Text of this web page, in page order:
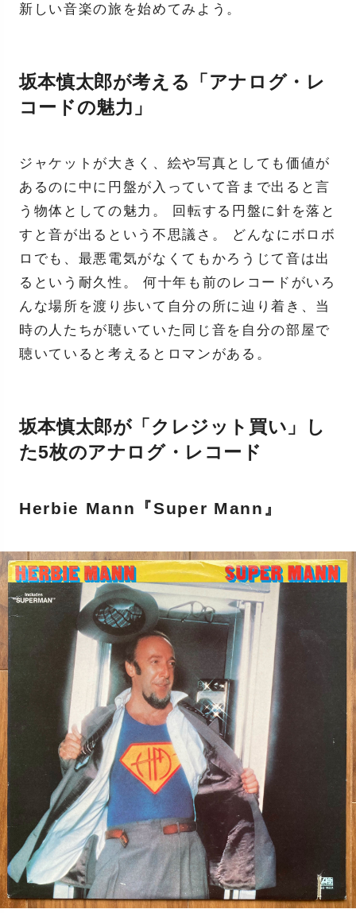
新しい音楽の旅を始めてみよう。
坂本慎太郎が考える「アナログ・レ
コードの魅力」
ジャケットが大きく、絵や写真としても価値が
あるのに中に円盤が入っていて音まで出ると言
う物体としての魅力。 回転する円盤に針を落と
すと音が出るという不思議さ。 どんなにボロボ
ロでも、最悪電気がなくてもかろうじて音は出
るという耐久性。 何十年も前のレコードがいろ
んな場所を渡り歩いて自分の所に辿り着き、当
時の人たちが聴いていた同じ音を自分の部屋で
聴いていると考えるとロマンがある。
坂本慎太郎が「クレジット買い」し
た5枚のアナログ・レコード
Herbie Mann『Super Mann』